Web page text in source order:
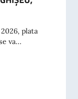
plata
va...
GHIȘEU, INCLUSIV